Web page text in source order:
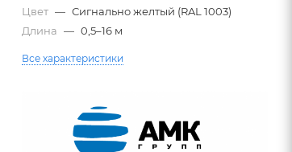
Цвет — Сигнально желтый (RAL 1003)
Длина — 0,5–16 м
Все характеристики